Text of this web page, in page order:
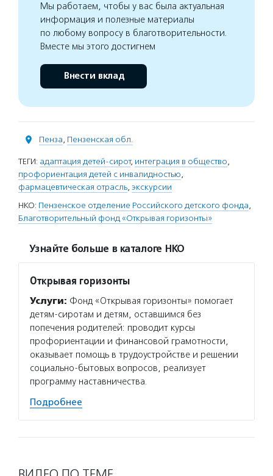
Мы работаем, чтобы у вас была актуальная
информация и полезные материалы
по любому вопросу в благотворительности.
Вместе мы этого достигнем
Внести вклад
Пенза, Пензенская обл.
ТЕГИ: адаптация детей-сирот, интеграция в общество,
профориентация детей с инвалидностью,
фармацевтическая отрасль, экскурсии
НКО: Пензенское отделение Российского детского фонда,
Благотворительный фонд «Открывая горизонты»
Узнайте больше в каталоге НКО
Открывая горизонты
Услуги: Фонд «Открывая горизонты» помогает
детям-сиротам и детям, оставшимся без
попечения родителей: проводит курсы
профориентации и финансовой грамотности,
оказывает помощь в трудоустройстве и решении
социально-бытовых вопросов, реализует
программу наставничества.
Подробнее